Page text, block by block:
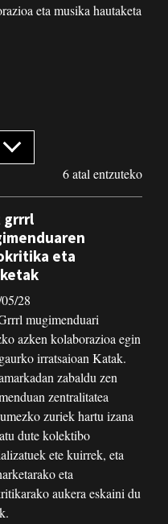
eta musika hautaketa
6 atal entzuteko
grrrl
eta
28
mugimenduari
azken kolaborazioa egin
irratsaioan Katak.
zabaldu zen
zentralitatea
zuriek hartu izana
dute kolektibo
ete kuirrek, eta
eta
aukera eskaini du